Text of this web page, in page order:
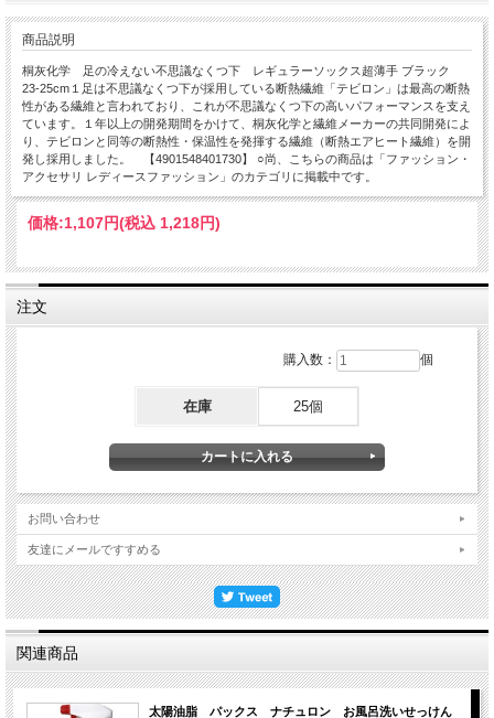
商品説明
桐灰化学 足の冷えない不思議なくつ下 レギュラーソックス超薄手 ブラック
23-25cm１足は不思議なくつ下が採用している断熱繊維「テビロン」は最高の断熱
性がある繊維と言われており、これが不思議なくつ下の高いパフォーマンスを支え
ています。１年以上の開発期間をかけて、桐灰化学と繊維メーカーの共同開発によ
り、テビロンと同等の断熱性・保温性を発揮する繊維（断熱エアヒート繊維）を開
発し採用しました。 【4901548401730】 ○尚、こちらの商品は「ファッション・
アクセサリ レディースファッション」のカテゴリに掲載中です。
価格:1,107円(税込 1,218円)
注文
購入数： 個
在庫 25個
お問い合わせ
友達にメールですすめる
関連商品
太陽油脂 パックス ナチュロン お風呂洗いせっけん